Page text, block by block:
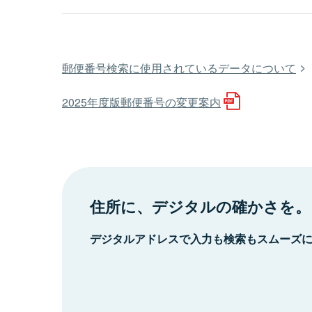
郵便番号検索に使用されているデータについて
2025年度版郵便番号の変更案内
住所に、デジタルの確かさを。
デジタルアドレスで入力も検索もスムーズ